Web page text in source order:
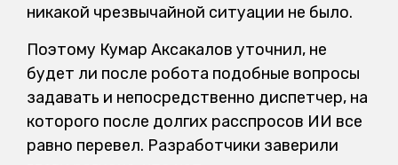
никакой чрезвычайной ситуации не было.
Поэтому Кумар Аксакалов уточнил, не
будет ли после робота подобные вопросы
задавать и непосредственно диспетчер, на
которого после долгих расспросов ИИ все
равно перевел. Разработчики заверили